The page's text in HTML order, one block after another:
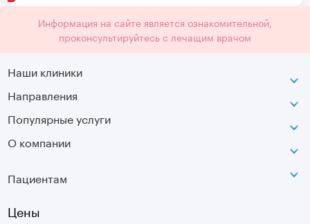
Информация на сайте является ознакомительной,
проконсультируйтесь с лечащим врачом
Наши клиники
ВДНХ
г. Москва, ул. Стромынка, д. 11
Направления
Неврология
Ортопедия-травматология
Популярные услуги
МРТ
УЗИ
О компании
Инфо
Пациентам
Цены